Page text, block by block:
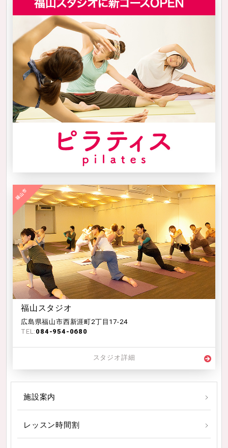
福山スタジオ
広島県福山市西新涯町2丁目17-24
TEL: 084-954-0680
スタジオ詳細
施設案内
レッスン時間割